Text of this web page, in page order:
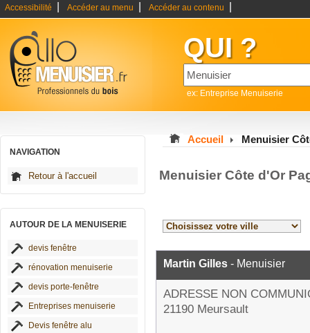
Accessibilité Accéder au menu Accéder au contenu
QUI ?
ex: Entreprise Menuiserie
NAVIGATION
Retour à l'accueil
AUTOUR DE LA MENUISERIE
devis fenêtre
rénovation menuiserie
devis porte-fenêtre
Entreprises menuiserie
Devis fenêtre alu
Accueil Menuisier
Menuisier Côte d'Or
Martin Gilles - Menuisier
ADRESSE NON
21190 Meursault